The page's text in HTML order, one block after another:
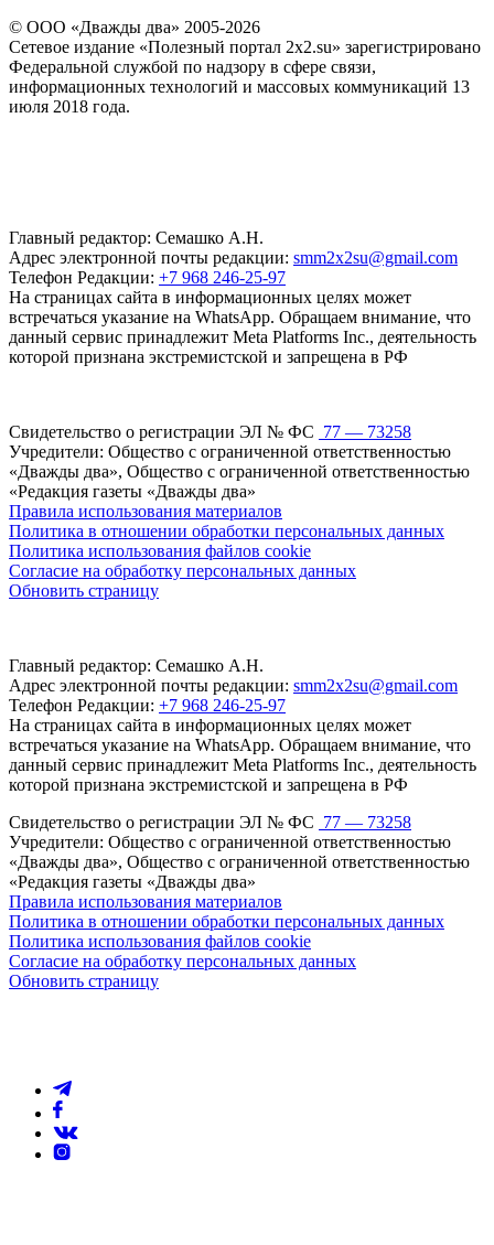
© ООО «Дважды два» 2005-2026
Сетевое издание «Полезный портал 2x2.su» зарегистрировано
Федеральной службой по надзору в сфере связи,
информационных технологий и массовых коммуникаций 13
июля 2018 года.
Главный редактор: Семашко А.Н.
Адрес электронной почты редакции: smm2x2su@gmail.com
Телефон Редакции: +7 968 246-25-97
На страницах сайта в информационных целях может
встречаться указание на WhatsApp. Обращаем внимание, что
данный сервис принадлежит Meta Platforms Inc., деятельность
которой признана экстремистской и запрещена в РФ
Свидетельство о регистрации ЭЛ № ФС 77 — 73258
Учредители: Общество с ограниченной ответственностью
«Дважды два», Общество с ограниченной ответственностью
«Редакция газеты «Дважды два»
Правила использования материалов
Политика в отношении обработки персональных данных
Политика использования файлов cookie
Согласие на обработку персональных данных
Обновить страницу
Главный редактор: Семашко А.Н.
Адрес электронной почты редакции: smm2x2su@gmail.com
Телефон Редакции: +7 968 246-25-97
На страницах сайта в информационных целях может
встречаться указание на WhatsApp. Обращаем внимание, что
данный сервис принадлежит Meta Platforms Inc., деятельность
которой признана экстремистской и запрещена в РФ
Свидетельство о регистрации ЭЛ № ФС 77 — 73258
Учредители: Общество с ограниченной ответственностью
«Дважды два», Общество с ограниченной ответственностью
«Редакция газеты «Дважды два»
Правила использования материалов
Политика в отношении обработки персональных данных
Политика использования файлов cookie
Согласие на обработку персональных данных
Обновить страницу